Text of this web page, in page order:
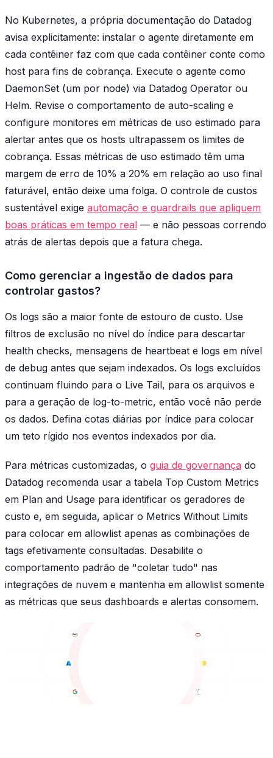
No Kubernetes, a própria documentação do Datadog
avisa explicitamente: instalar o agente diretamente em
cada contêiner faz com que cada contêiner conte como
host para fins de cobrança. Execute o agente como
DaemonSet (um por node) via Datadog Operator ou
Helm. Revise o comportamento de auto-scaling e
configure monitores em métricas de uso estimado para
alertar antes que os hosts ultrapassem os limites de
cobrança. Essas métricas de uso estimado têm uma
margem de erro de 10% a 20% em relação ao uso final
faturável, então deixe uma folga. O controle de custos
sustentável exige automação e guardrails que apliquem
boas práticas em tempo real — e não pessoas correndo
atrás de alertas depois que a fatura chega.
Como gerenciar a ingestão de dados para
controlar gastos?
Os logs são a maior fonte de estouro de custo. Use
filtros de exclusão no nível do índice para descartar
health checks, mensagens de heartbeat e logs em nível
de debug antes que sejam indexados. Os logs excluídos
continuam fluindo para o Live Tail, para os arquivos e
para a geração de log-to-metric, então você não perde
os dados. Defina cotas diárias por índice para colocar
um teto rígido nos eventos indexados por dia.
Para métricas customizadas, o guia de governança do
Datadog recomenda usar a tabela Top Custom Metrics
em Plan and Usage para identificar os geradores de
custo e, em seguida, aplicar o Metrics Without Limits
para colocar em allowlist apenas as combinações de
tags efetivamente consultadas. Desabilite o
comportamento padrão de "coletar tudo" nas
integrações de nuvem e mantenha em allowlist somente
as métricas que seus dashboards e alertas consomem.